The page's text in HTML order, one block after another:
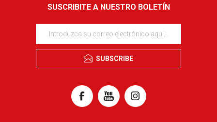
SUSCRIBITE A NUESTRO BOLETÍN
SUBSCRIBE